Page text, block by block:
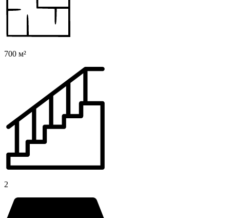
700 м²
2